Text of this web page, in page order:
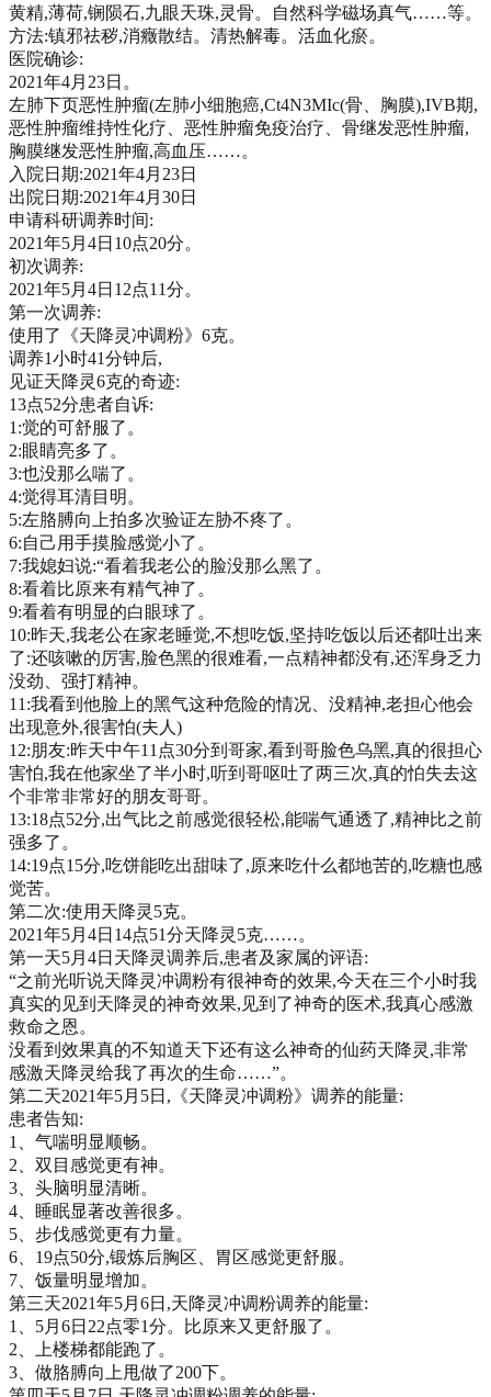
黄精,薄荷,锎陨石,九眼天珠,灵骨。自然科学磁场真气……等。
方法:镇邪祛秽,消癥散结。清热解毒。活血化瘀。
医院确诊:
2021年4月23日。
左肺下页恶性肿瘤(左肺小细胞癌,Ct4N3MIc(骨、胸膜),IVB期,
恶性肿瘤维持性化疗、恶性肿瘤免疫治疗、骨继发恶性肿瘤,
胸膜继发恶性肿瘤,高血压……。
入院日期:2021年4月23日
出院日期:2021年4月30日
申请科研调养时间:
2021年5月4日10点20分。
初次调养:
2021年5月4日12点11分。
第一次调养:
使用了《天降灵冲调粉》6克。
调养1小时41分钟后,
见证天降灵6克的奇迹:
13点52分患者自诉:
1:觉的可舒服了。
2:眼睛亮多了。
3:也没那么喘了。
4:觉得耳清目明。
5:左胳膊向上拍多次验证左胁不疼了。
6:自己用手摸脸感觉小了。
7:我媳妇说:“看着我老公的脸没那么黑了。
8:看着比原来有精气神了。
9:看着有明显的白眼球了。
10:昨天,我老公在家老睡觉,不想吃饭,坚持吃饭以后还都吐出来
了:还咳嗽的厉害,脸色黑的很难看,一点精神都没有,还浑身乏力
没劲、强打精神。
11:我看到他脸上的黑气这种危险的情况、没精神,老担心他会
出现意外,很害怕(夫人)
12:朋友:昨天中午11点30分到哥家,看到哥脸色乌黑,真的很担心
害怕,我在他家坐了半小时,听到哥呕吐了两三次,真的怕失去这
个非常非常好的朋友哥哥。
13:18点52分,出气比之前感觉很轻松,能喘气通透了,精神比之前
强多了。
14:19点15分,吃饼能吃出甜味了,原来吃什么都地苦的,吃糖也感
觉苦。
第二次:使用天降灵5克。
2021年5月4日14点51分天降灵5克……。
第一天5月4日天降灵调养后,患者及家属的评语:
“之前光听说天降灵冲调粉有很神奇的效果,今天在三个小时我
真实的见到天降灵的神奇效果,见到了神奇的医术,我真心感激
救命之恩。
没看到效果真的不知道天下还有这么神奇的仙药天降灵,非常
感激天降灵给我了再次的生命……”。
第二天2021年5月5日,《天降灵冲调粉》调养的能量:
患者告知:
1、气喘明显顺畅。
2、双目感觉更有神。
3、头脑明显清晰。
4、睡眠显著改善很多。
5、步伐感觉更有力量。
6、19点50分,锻炼后胸区、胃区感觉更舒服。
7、饭量明显增加。
第三天2021年5月6日,天降灵冲调粉调养的能量:
1、5月6日22点零1分。比原来又更舒服了。
2、上楼梯都能跑了。
3、做胳膊向上甩做了200下。